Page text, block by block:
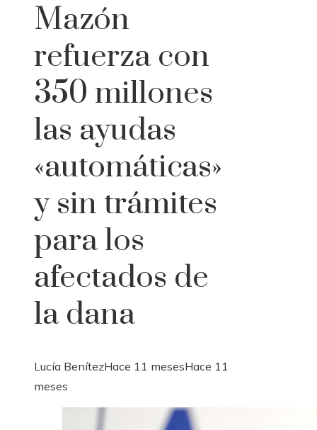
Mazón
refuerza con
350 millones
las ayudas
«automáticas»
y sin trámites
para los
afectados de
la dana
Lucía BenítezHace 11 mesesHace 11
meses